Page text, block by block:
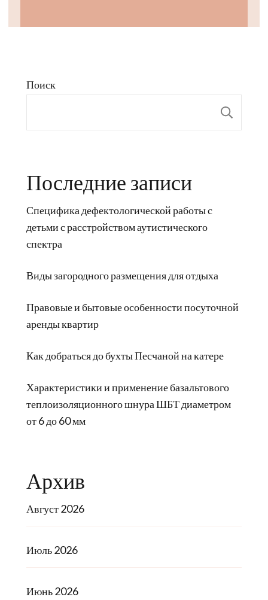
Поиск
Последние записи
Специфика дефектологической работы с
детьми с расстройством аутистического
спектра
Виды загородного размещения для отдыха
Правовые и бытовые особенности посуточной
аренды квартир
Как добраться до бухты Песчаной на катере
Характеристики и применение базальтового
теплоизоляционного шнура ШБТ диаметром
от 6 до 60 мм
Архив
Август 2026
Июль 2026
Июнь 2026